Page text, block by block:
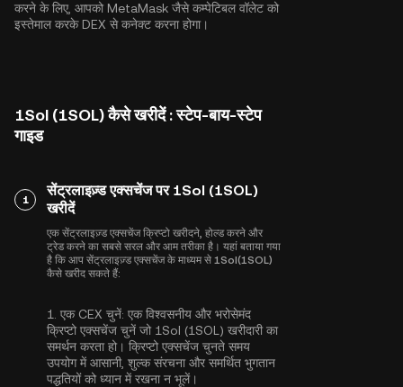
करने के लिए, आपको MetaMask जैसे कम्पेटिबल वॉलेट को
इस्तेमाल करके DEX से कनेक्ट करना होगा।
1Sol (1SOL) कैसे खरीदें : स्टेप-बाय-स्टेप
गाइड
1
सेंट्रलाइज़्ड एक्सचेंज पर 1Sol (1SOL)
खरीदें
एक सेंट्रलाइज़्ड एक्सचेंज क्रिप्टो खरीदने, होल्ड करने और
ट्रेड करने का सबसे सरल और आम तरीका है। यहां बताया गया
है कि आप सेंट्रलाइज़्ड एक्सचेंज के माध्यम से 1Sol(1SOL)
कैसे खरीद सकते हैं:
1. एक CEX चुनें: एक विश्वसनीय और भरोसेमंद
क्रिप्टो एक्सचेंज चुनें जो 1Sol (1SOL) खरीदारी का
समर्थन करता हो। क्रिप्टो एक्सचेंज चुनते समय
उपयोग में आसानी, शुल्क संरचना और समर्थित भुगतान
पद्धतियों को ध्यान में रखना न भूलें।